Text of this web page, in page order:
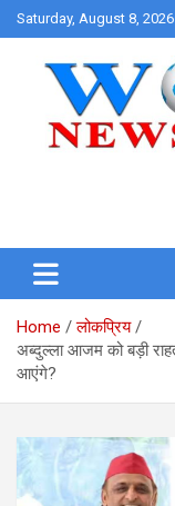
Skip
to
Saturday, August 8, 2026
Home
लोकप्रिय
अब्दुल्ला आजम को बड़ी
आएंगे?